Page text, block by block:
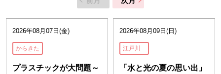
2026年08月07日(金)
からきた
プラスチックが大問題～
2026年08月09日(日)
江戸川
「水と光の夏の思い出」